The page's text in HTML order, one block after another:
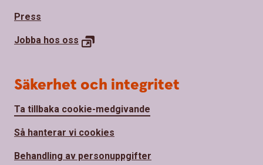
Press
Jobba hos oss
Säkerhet och integritet
Ta tillbaka cookie-medgivande
Så hanterar vi cookies
Behandling av personuppgifter